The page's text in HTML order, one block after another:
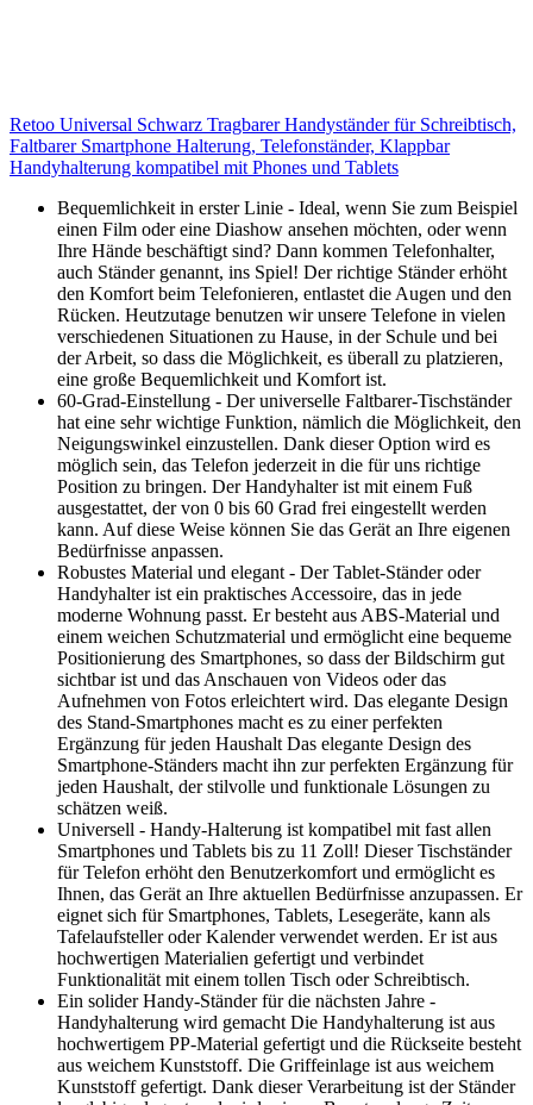
Retoo Universal Schwarz Tragbarer Handyständer für Schreibtisch,
Faltbarer Smartphone Halterung, Telefonständer, Klappbar
Handyhalterung kompatibel mit Phones und Tablets
Bequemlichkeit in erster Linie - Ideal, wenn Sie zum Beispiel
einen Film oder eine Diashow ansehen möchten, oder wenn
Ihre Hände beschäftigt sind? Dann kommen Telefonhalter,
auch Ständer genannt, ins Spiel! Der richtige Ständer erhöht
den Komfort beim Telefonieren, entlastet die Augen und den
Rücken. Heutzutage benutzen wir unsere Telefone in vielen
verschiedenen Situationen zu Hause, in der Schule und bei
der Arbeit, so dass die Möglichkeit, es überall zu platzieren,
eine große Bequemlichkeit und Komfort ist.
60-Grad-Einstellung - Der universelle Faltbarer-Tischständer
hat eine sehr wichtige Funktion, nämlich die Möglichkeit, den
Neigungswinkel einzustellen. Dank dieser Option wird es
möglich sein, das Telefon jederzeit in die für uns richtige
Position zu bringen. Der Handyhalter ist mit einem Fuß
ausgestattet, der von 0 bis 60 Grad frei eingestellt werden
kann. Auf diese Weise können Sie das Gerät an Ihre eigenen
Bedürfnisse anpassen.
Robustes Material und elegant - Der Tablet-Ständer oder
Handyhalter ist ein praktisches Accessoire, das in jede
moderne Wohnung passt. Er besteht aus ABS-Material und
einem weichen Schutzmaterial und ermöglicht eine bequeme
Positionierung des Smartphones, so dass der Bildschirm gut
sichtbar ist und das Anschauen von Videos oder das
Aufnehmen von Fotos erleichtert wird. Das elegante Design
des Stand-Smartphones macht es zu einer perfekten
Ergänzung für jeden Haushalt Das elegante Design des
Smartphone-Ständers macht ihn zur perfekten Ergänzung für
jeden Haushalt, der stilvolle und funktionale Lösungen zu
schätzen weiß.
Universell - Handy-Halterung ist kompatibel mit fast allen
Smartphones und Tablets bis zu 11 Zoll! Dieser Tischständer
für Telefon erhöht den Benutzerkomfort und ermöglicht es
Ihnen, das Gerät an Ihre aktuellen Bedürfnisse anzupassen. Er
eignet sich für Smartphones, Tablets, Lesegeräte, kann als
Tafelaufsteller oder Kalender verwendet werden. Er ist aus
hochwertigen Materialien gefertigt und verbindet
Funktionalität mit einem tollen Tisch oder Schreibtisch.
Ein solider Handy-Ständer für die nächsten Jahre -
Handyhalterung wird gemacht Die Handyhalterung ist aus
hochwertigem PP-Material gefertigt und die Rückseite besteht
aus weichem Kunststoff. Die Griffeinlage ist aus weichem
Kunststoff gefertigt. Dank dieser Verarbeitung ist der Ständer